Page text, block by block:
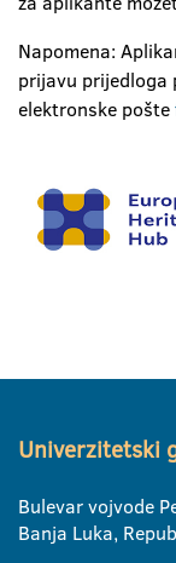
Napomena:
prijavu prijedloga
elektronske pošte
Univerzitetski
Bulevar vojvode
Banja Luka,